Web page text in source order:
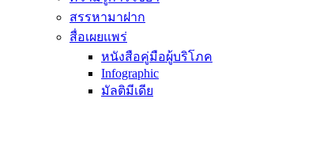
สรรหามาฝาก
สื่อเผยแพร่
หนังสือคู่มือผู้บริโภค
Infographic
มัลติมีเดีย